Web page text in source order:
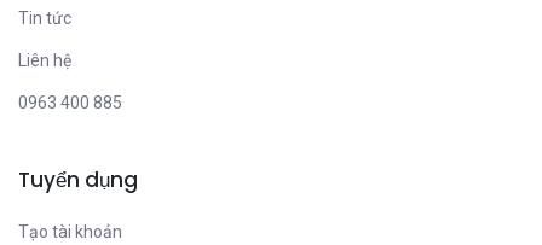
Tin tức
Liên hệ
0963 400 885
Tuyển dụng
Tạo tài khoản